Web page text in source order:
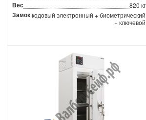
Вес 820 кг
Замоккодовый электронный + биометрический
+ ключевой